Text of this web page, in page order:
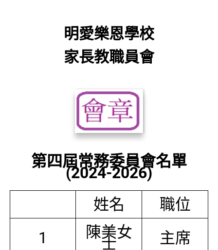
明愛樂恩學校
家長教職員會
第四屆常務委員會名單
(2024-2026)
姓名
職位
1
陳美女
士 主席